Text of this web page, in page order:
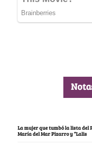
La mujer que tumbó la lista del
María del Mar Pizarro y “Lalis